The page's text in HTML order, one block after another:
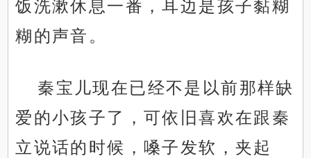
饭洗漱休息一番，耳边是孩子黏糊
糊的声音。
秦宝儿现在已经不是以前那样缺
爱的小孩子了，可依旧喜欢在跟秦
立说话的时候，嗓子发软，夹起